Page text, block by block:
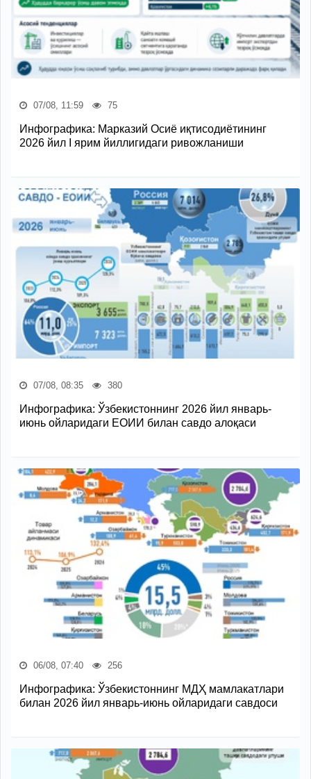
07/08, 11:59 75
Инфографика: Марказий Осиё иқтисодиётининг
2026 йил I ярим йиллигидаги ривожланиши
07/08, 08:35 380
Инфографика: Ўзбекистоннинг 2026 йил январь-
июнь ойларидаги ЕОИИ билан савдо алоқаси
06/08, 07:40 256
Инфографика: Ўзбекистоннинг МДҲ мамлакатлари
билан 2026 йил январь-июнь ойларидаги савдоси